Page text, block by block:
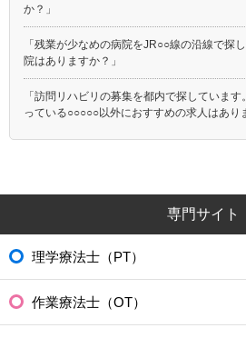
か？」
「残業が少なめの病院をJR○○線の沿線で探
院はありますか？」
「訪問リハビリの募集を都内で探していま
っている○○○○○以外におすすめの求人はあり
専門サイト
理学療法士（PT）
作業療法士（OT）